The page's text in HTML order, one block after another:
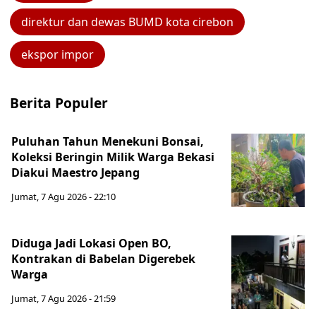
direktur dan dewas BUMD kota cirebon
ekspor impor
Berita Populer
Puluhan Tahun Menekuni Bonsai,
Koleksi Beringin Milik Warga Bekasi
Diakui Maestro Jepang
Jumat, 7 Agu 2026 - 22:10
Diduga Jadi Lokasi Open BO,
Kontrakan di Babelan Digerebek
Warga
Jumat, 7 Agu 2026 - 21:59